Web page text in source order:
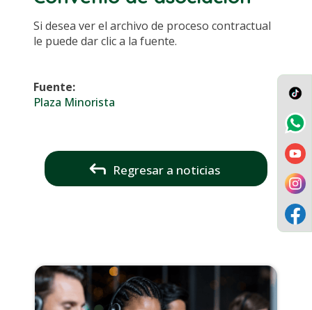
Si desea ver el archivo de proceso contractual
le puede dar clic a la fuente.
Fuente:
Plaza Minorista
Regresar a noticias